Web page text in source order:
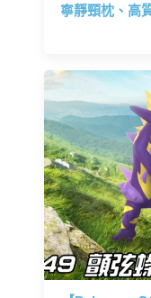
寧靜頸枕、高